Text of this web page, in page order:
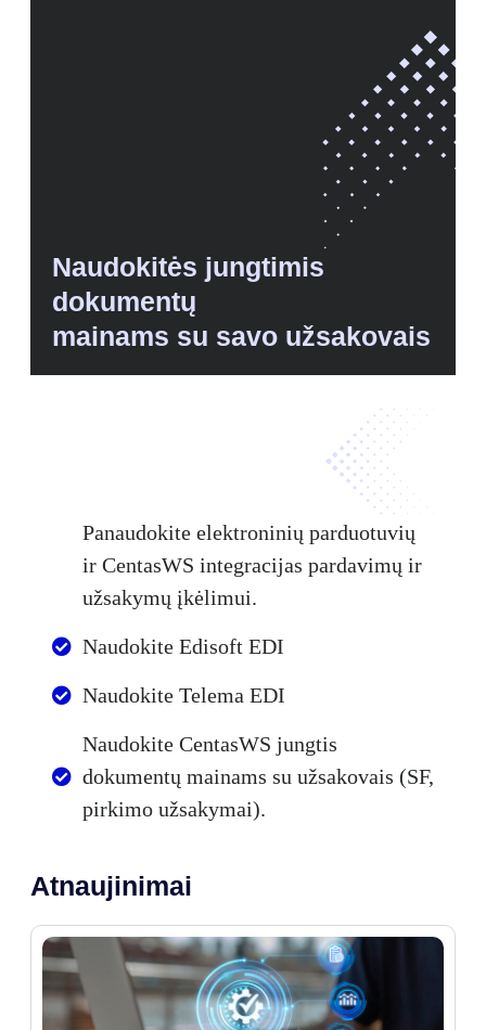
Naudokitės jungtimis
dokumentų
mainams su savo užsakovais
Panaudokite elektroninių parduotuvių
ir CentasWS integracijas pardavimų ir
užsakymų įkėlimui.
Naudokite Edisoft EDI
Naudokite Telema EDI
Naudokite CentasWS jungtis
dokumentų mainams su užsakovais (SF,
pirkimo užsakymai).
Atnaujinimai